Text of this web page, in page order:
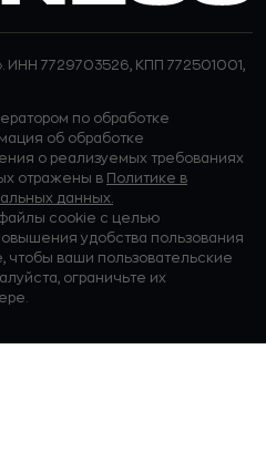
ИНН 7729703526, КПП 772501001,
по обработке
об обработке
о реализуемых требованиях
отражены в Политике в
данных.
файлы cookie с целью
удобства пользования
чтобы ваши пользовательские
ограничьте их